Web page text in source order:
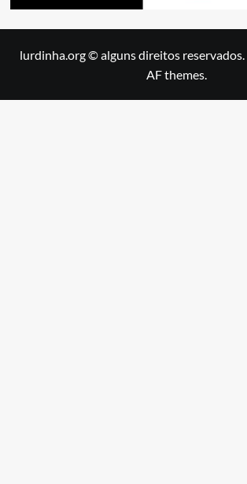
lurdinha.org © alguns direitos reservados.
AF themes.